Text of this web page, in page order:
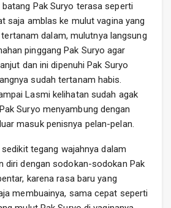
Pak Suryo terasa seperti
saja amblas ke mulut vagina yang
dalam, mulutnya langsung
pinggang Pak Suryo agar
dan ini dipenuhi Pak Suryo
sudah tertanam habis.
Lasmi kelihatan sudah agak
Suryo menyambung dengan
masuk penisnya pelan-pelan.
tegang wajahnya dalam
diri dengan sodokan-sodokan Pak
karena rasa baru yang
membuainya, sama cepat seperti